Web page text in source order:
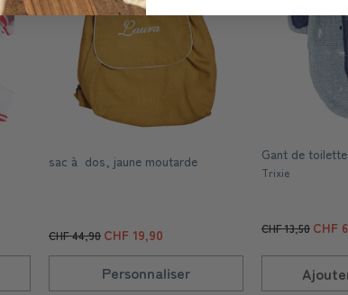
sac à dos, jaune moutarde
CHF 44,90 CHF 19,90
Personnaliser
Gant de
Trixie
CHF 13,50 CHF